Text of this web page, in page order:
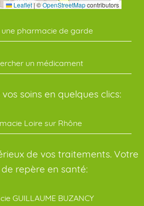
Leaflet |©OpenStreetMapcontributors
pharmacie de garde
un médicament
soins en quelques clics:
Loire sur Rhône
de vos traitements. Votre
repère en santé:
GUILLAUME BUZANCY